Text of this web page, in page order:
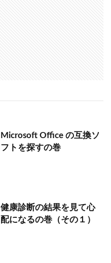
Microsoft Office の互換ソ
フトを探すの巻
健康診断の結果を見て心
配になるの巻（その１）